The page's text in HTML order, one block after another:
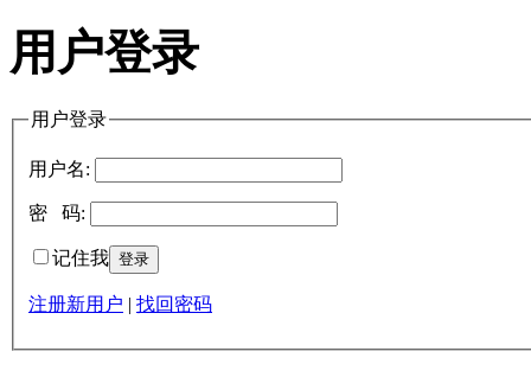
用户登录
用户登录
用户名:
密 码:
记住我
注册新用户 找回密码